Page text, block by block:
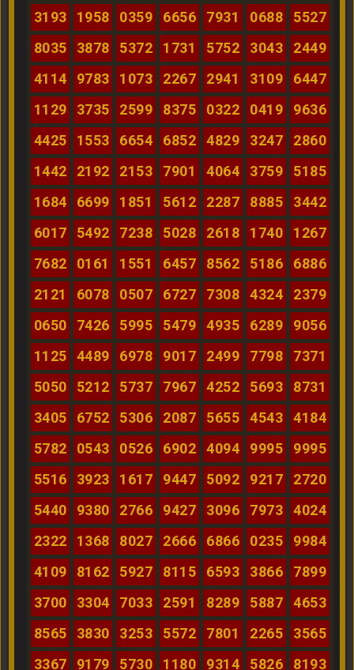
3193
1958 0359 6656 7931 0688
5527
8035
3878 5372 1731 5752 3043
2449
4114
9783 1073 2267 2941 3109
6447
1129
3735 2599 8375 0322 0419
9636
4425
1553 6654 6852 4829 3247
2860
1442
2192 2153 7901 4064 3759
5185
1684
6699 1851 5612 2287 8885
3442
6017
5492 7238 5028 2618 1740
1267
7682
0161 1551 6457 8562 5186
6886
2121
6078 0507 6727 7308 4324
2379
0650
7426 5995 5479 4935 6289
9056
1125
4489 6978 9017 2499 7798
7371
5050
5212 5737 7967 4252 5693
8731
3405
6752 5306 2087 5655 4543
4184
5782
0543 0526 6902 4094 9995
9995
5516
3923 1617 9447 5092 9217
2720
5440
9380 2766 9427 3096 7973
4024
2322
1368 8027 2666 6866 0235
9984
4109
8162 5927 8115 6593 3866
7899
3700
3304 7033 2591 8289 5887
4653
8565
3830 3253 5572 7801 2265
3565
3367
9179 5730 1180 9314 5826
8193